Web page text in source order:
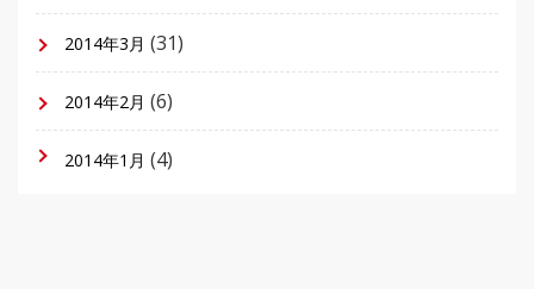
2014年3月 (31)
2014年2月 (6)
2014年1月 (4)